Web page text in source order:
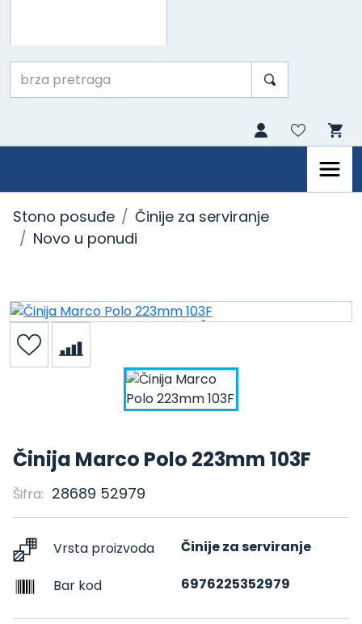
Stono posuđe
Činije za serviranje
Novo u ponudi
Činija Marco Polo 223mm 103F
Šifra: 28689 52979
Vrsta proizvoda Činije za serviranje
Bar kod 6976225352979